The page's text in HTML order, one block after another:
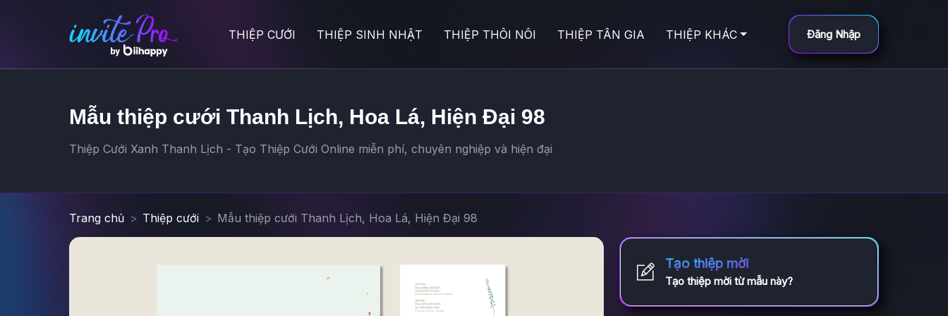
THIỆP CƯỚI THIỆP SINH NHẬT THIỆP THÔI NÔI THIỆP TÂN GIA THIỆP KHÁC Đăng Nhập
Mẫu thiệp cưới Thanh Lịch, Hoa Lá, Hiện Đại 98
Thiệp Cưới Xanh Thanh Lịch - Tạo Thiệp Cưới Online miễn phí, chuyên nghiệp và hiện đại
Trang chủ Thiệp cưới Mẫu thiệp cưới Thanh Lịch, Hoa Lá, Hiện Đại 98
Tạo thiệp mời
Tạo thiệp mời từ mẫu này?